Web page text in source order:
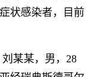
状感染者，目前
某某，男，28